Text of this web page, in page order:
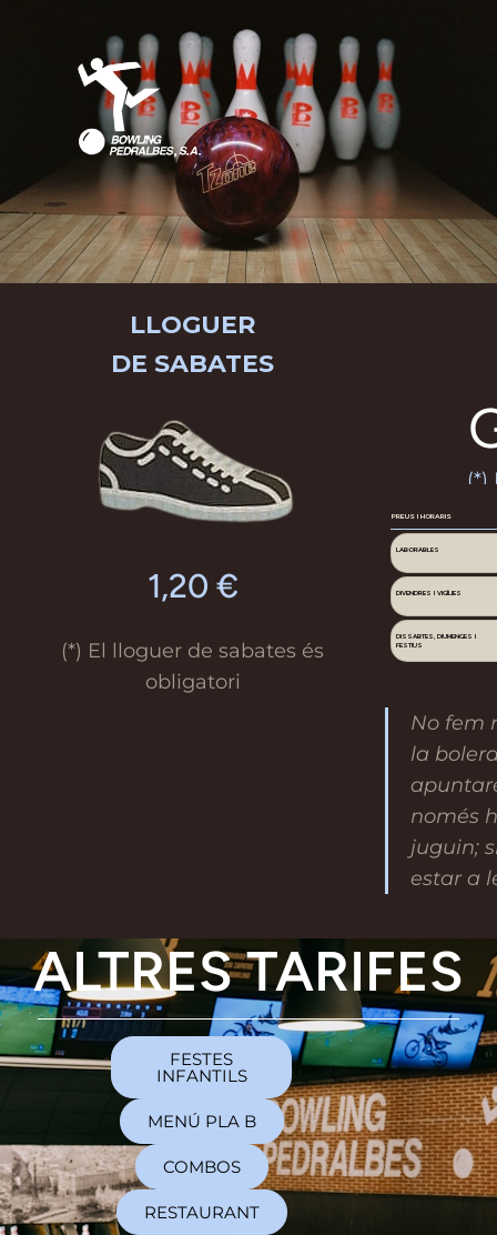
LLOGUER
DE SABATES
1,20 €
(*) El lloguer de sabates és
obligatori
PREUS I HORARIS
LABORABLES
DIVENDRES I VIGÍLIES
DISSABTES, DIUMENGES I
FESTIUS
No fem
la
només
juguin;
estar a
ALTRES TARIFES
FESTES
INFANTILS
MENÚ PLA B
COMBOS
RESTAURANT